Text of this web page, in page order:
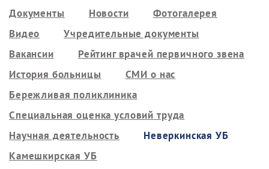
Документы
Новости
Фотогалерея
Видео
Учредительные документы
Вакансии
Рейтинг врачей первичного звена
История больницы
СМИ о нас
Бережливая поликлиника
Специальная оценка условий труда
Научная деятельность
Неверкинская УБ
Камешкирская УБ